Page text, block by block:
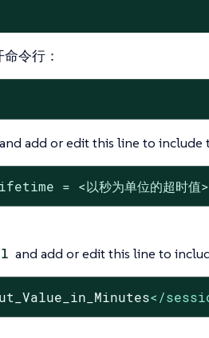
令行：
and add or edit this line to include
= <以秒为单位的超时值>
and add or edit this line to
</